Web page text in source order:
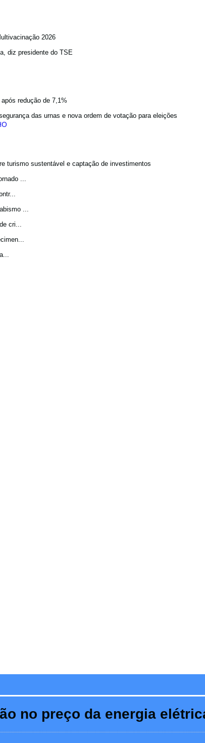
2026
diz presidente do TSE
redução de 7,1%
das urnas e nova ordem de votação para eleições
turismo sustentável e captação de investimentos
...
...
cri...
no preço da energia